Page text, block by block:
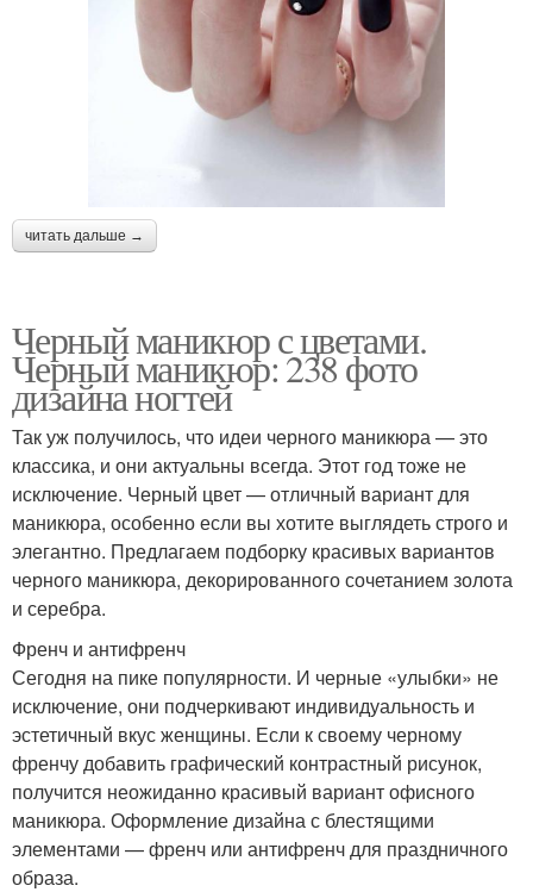
читать дальше →
Черный маникюр с цветами.
Черный маникюр: 238 фото
дизайна ногтей
Так уж получилось, что идеи черного маникюра — это
классика, и они актуальны всегда. Этот год тоже не
исключение. Черный цвет — отличный вариант для
маникюра, особенно если вы хотите выглядеть строго и
элегантно. Предлагаем подборку красивых вариантов
черного маникюра, декорированного сочетанием золота
и серебра.
Френч и антифренч
Сегодня на пике популярности. И черные «улыбки» не
исключение, они подчеркивают индивидуальность и
эстетичный вкус женщины. Если к своему черному
френчу добавить графический контрастный рисунок,
получится неожиданно красивый вариант офисного
маникюра. Оформление дизайна с блестящими
элементами — френч или антифренч для праздничного
образа.